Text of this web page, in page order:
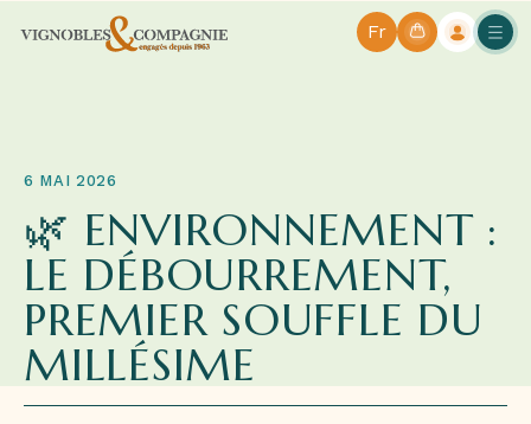
Fr
6 MAI 2026
🌿 ENVIRONNEMENT :
LE DÉBOURREMENT,
PREMIER SOUFFLE DU
MILLÉSIME